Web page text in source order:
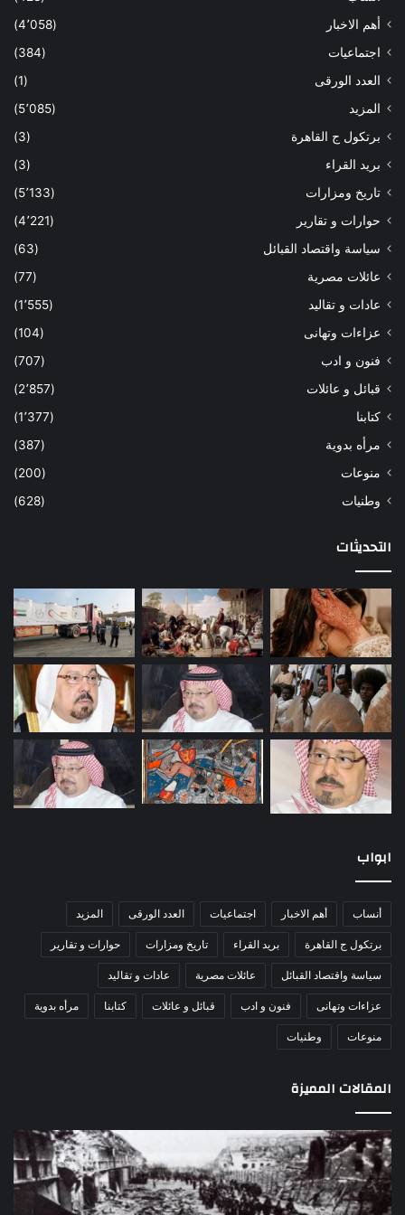
أهم الاخبار
(4٬058)
اجتماعيات
(384)
العدد الورقى
(1)
المزيد
(5٬085)
برتكول ج القاهرة
(3)
بريد القراء
(3)
تاريخ ومزارات
(5٬133)
حوارات و تقارير
(4٬221)
سياسة واقتصاد القبائل
(63)
عائلات مصرية
(77)
عادات و تقاليد
(1٬555)
عزاءات وتهانى
(104)
فنون و ادب
(707)
قبائل و عائلات
(2٬857)
كتابنا
(1٬377)
مرأه بدوية
(387)
منوعات
(200)
وطنيات
(628)
التحديثات
ابواب
أنساب أهم الاخبار اجتماعيات العدد الورقى المزيد
برتكول ج القاهرة بريد القراء تاريخ ومزارات حوارات و تقارير
سياسة واقتصاد القبائل عائلات مصرية عادات و تقاليد
عزاءات وتهانى فنون و ادب قبائل و عائلات كتابنا مرأه بدوية
منوعات وطنيات
المقالات المميزة
اللواء
دكتور
راضي
عبدالمعطي